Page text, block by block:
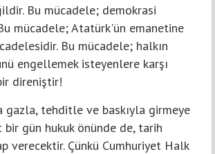
Bu mücadele; demokrasi
mücadele; Atatürk'ün emanetine
Bu mücadele; halkın
engellemek isteyenlere karşı
direniştir!
gazla, tehditle ve baskıyla girmeye
gün hukuk önünde de, tarih
verecektir. Çünkü Cumhuriyet Halk